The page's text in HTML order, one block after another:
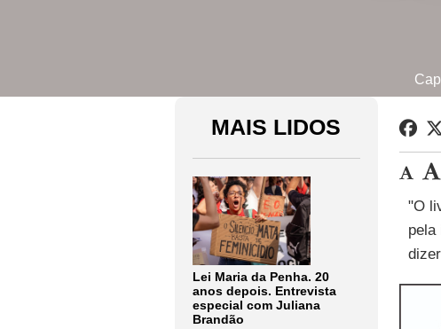
MAIS LIDOS
Lei Maria da Penha. 20
anos depois. Entrevista
especial com Juliana
Brandão
"O
pela